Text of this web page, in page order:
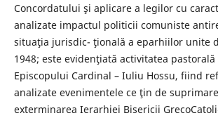
Concordatului şi aplicare a legilor cu
analizate impactul politicii comuniste
situaţia jurisdic- ţională a eparhiilor unite
1948; este evidenţiată activitatea
Episcopului Cardinal – Iuliu Hossu, fiind
analizate evenimentele ce ţin de
exterminarea Ierarhiei Bisericii